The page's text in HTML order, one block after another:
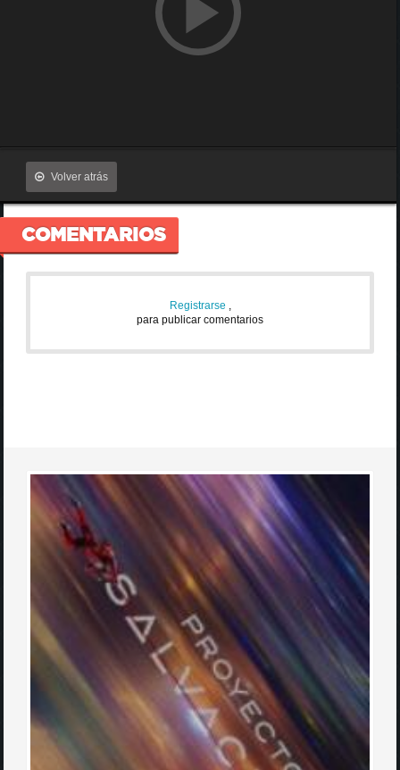
Volver atrás
COMENTARIOS
Registrarse ,
para publicar comentarios